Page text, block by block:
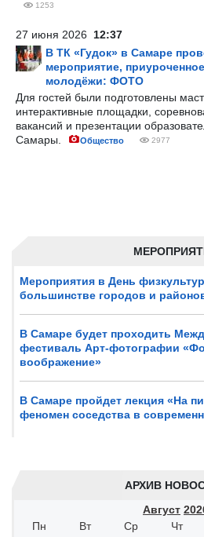
Мероприятия в День
большинстве городов и
В Самаре будет проходить
фестиваль Арт-фотографии
воображение»
В Самаре пройдет лекция «На
феномен соседства в
АРХИВ
Август
Пн
Вт Ср Чт
1253
27 июня 2026 12:37
В ТК «Гудок» в Самаре
мероприятие,
молодёжи: ФОТО
Для гостей были подготовлены
интерактивные площадки,
вакансий и презентации
Самары.
Общество 2977